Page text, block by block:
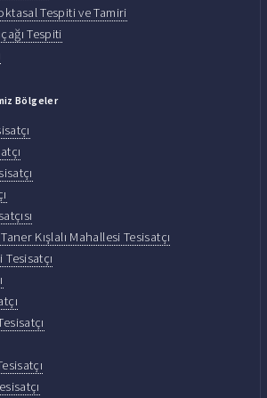
Tespiti ve Tamiri
Tespiti
Bölgeler
Kışlalı Mahallesi Tesisatçı